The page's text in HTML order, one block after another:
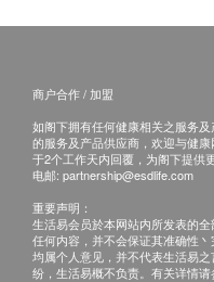
准备怀孕，怀孕期，产
服用方法
建议剂量：每日一粒
成份
每粒佳健素佳孕配方
或过期退回，供应
如有其他损坏或遗
正本，并于送货后
研药业 客户服务部
电邮:
商户合作 / 加盟
如阁下拥有任何健康相关之服务
的服务及产品供应商，欢迎与健
于2个工作天内回覆，为阁下提供
电邮: partnership@esdlife.com
重要声明：
生活易会员於本网站内所发表的
任何内容，并不会保证其准确性
均属个人意见，并不代表生活易
纷，生活易概不负责。有关详情请